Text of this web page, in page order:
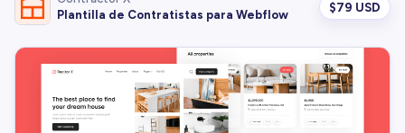
Plantilla de Contratistas para Webflow
$79 USD